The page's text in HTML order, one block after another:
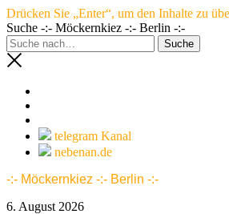
Drücken Sie „Enter“, um den Inhalte zu
Suche -:- Möckernkiez -:- Berlin -:-
telegram Kanal
nebenan.de
-:- Möckernkiez -:- Berlin -:-
6. August 2026